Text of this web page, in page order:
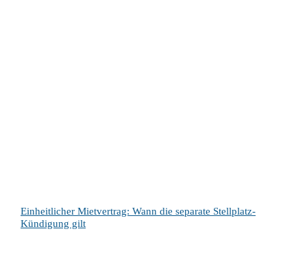
Einheitlicher Mietvertrag: Wann die separate Stellplatz-
Kündigung gilt